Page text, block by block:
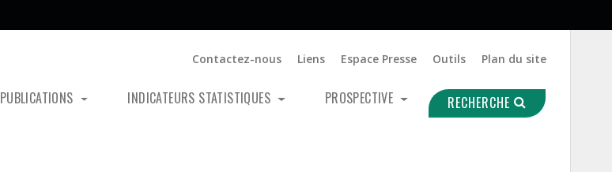
Contactez-nous Liens Espace Presse Outils Plan du site
PUBLICATIONS INDICATEURS STATISTIQUES PROSPECTIVE RECHERCHE